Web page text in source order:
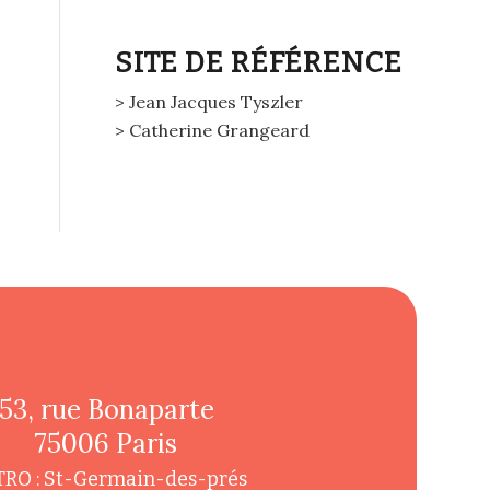
SITE DE RÉFÉRENCE
> Jean Jacques Tyszler
> Catherine Grangeard
53, rue Bonaparte
75006 Paris
: St-Germain-des-prés